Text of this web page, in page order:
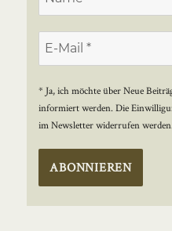
* Ja, ich möchte über Neue
informiert werden. Die
im Newsletter widerrufen